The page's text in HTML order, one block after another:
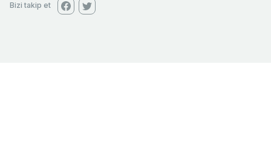
Bizi takip et